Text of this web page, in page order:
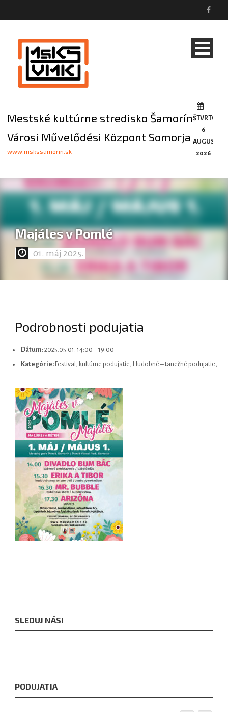
Mestské kultúrne stredisko Šamorín
Városi Művelődési Központ Somorja
www.mskssamorin.sk
ŠTVRTOK,
6
AUGUSTA,
2026
Majáles v Pomlé
01. máj 2025.
Podrobnosti podujatia
Dátum:2025.05.01. 14:00–19:00
Kategórie: Festival, kultúrne podujatie, Hudobné – tanečné podujatie,
SLEDUJ NÁS!
PODUJATIA